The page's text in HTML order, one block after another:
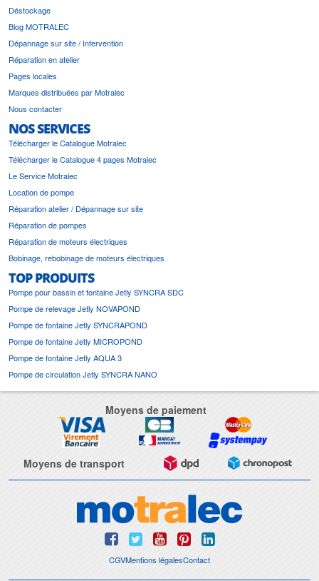
Déstockage
Blog MOTRALEC
Dépannage sur site / Intervention
Réparation en atelier
Pages locales
Marques distribuées par Motralec
Nous contacter
NOS SERVICES
Télécharger le Catalogue Motralec
Télécharger le Catalogue 4 pages Motralec
Le Service Motralec
Location de pompe
Réparation atelier / Dépannage sur site
Réparation de pompes
Réparation de moteurs électriques
Bobinage, rebobinage de moteurs électriques
TOP PRODUITS
Pompe pour bassin et fontaine Jetly SYNCRA SDC
Pompe de relevage Jetly NOVAPOND
Pompe de fontaine Jetly SYNCRAPOND
Pompe de fontaine Jetly MICROPOND
Pompe de fontaine Jetly AQUA 3
Pompe de circulation Jetly SYNCRA NANO
Moyens de paiement
Moyens de transport
CGVMentions légalesContact